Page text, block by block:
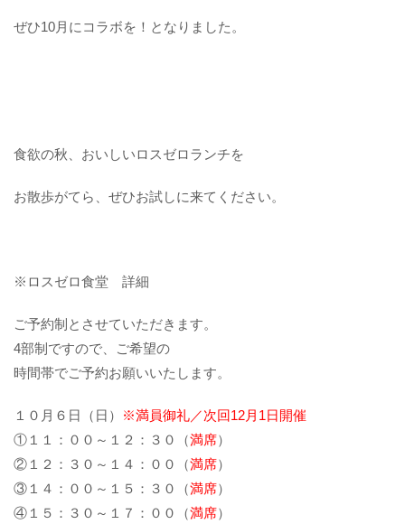
ぜひ10月にコラボを！となりました。
食欲の秋、おいしいロスゼロランチを
お散歩がてら、ぜひお試しに来てください。
※ロスゼロ食堂 詳細
ご予約制とさせていただきます。
4部制ですので、ご希望の
時間帯でご予約お願いいたします。
１０月６日（日）
※満員御礼／次回12月1日開催
①１１：００～１２：３０（満席）
②１２：３０～１４：００（満席）
③１４：００～１５：３０（満席）
④１５：３０～１７：００（満席）